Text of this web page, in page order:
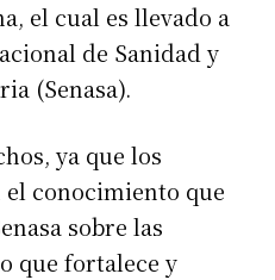
el cual es llevado a
de Sanidad y
(Senasa).
ya que los
conocimiento que
sobre las
que fortalece y